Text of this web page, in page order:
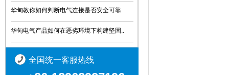
华甸教你如何判断电气连接是否安全可靠
华甸电气产品如何在恶劣环境下构建坚固..
全国统一客服热线